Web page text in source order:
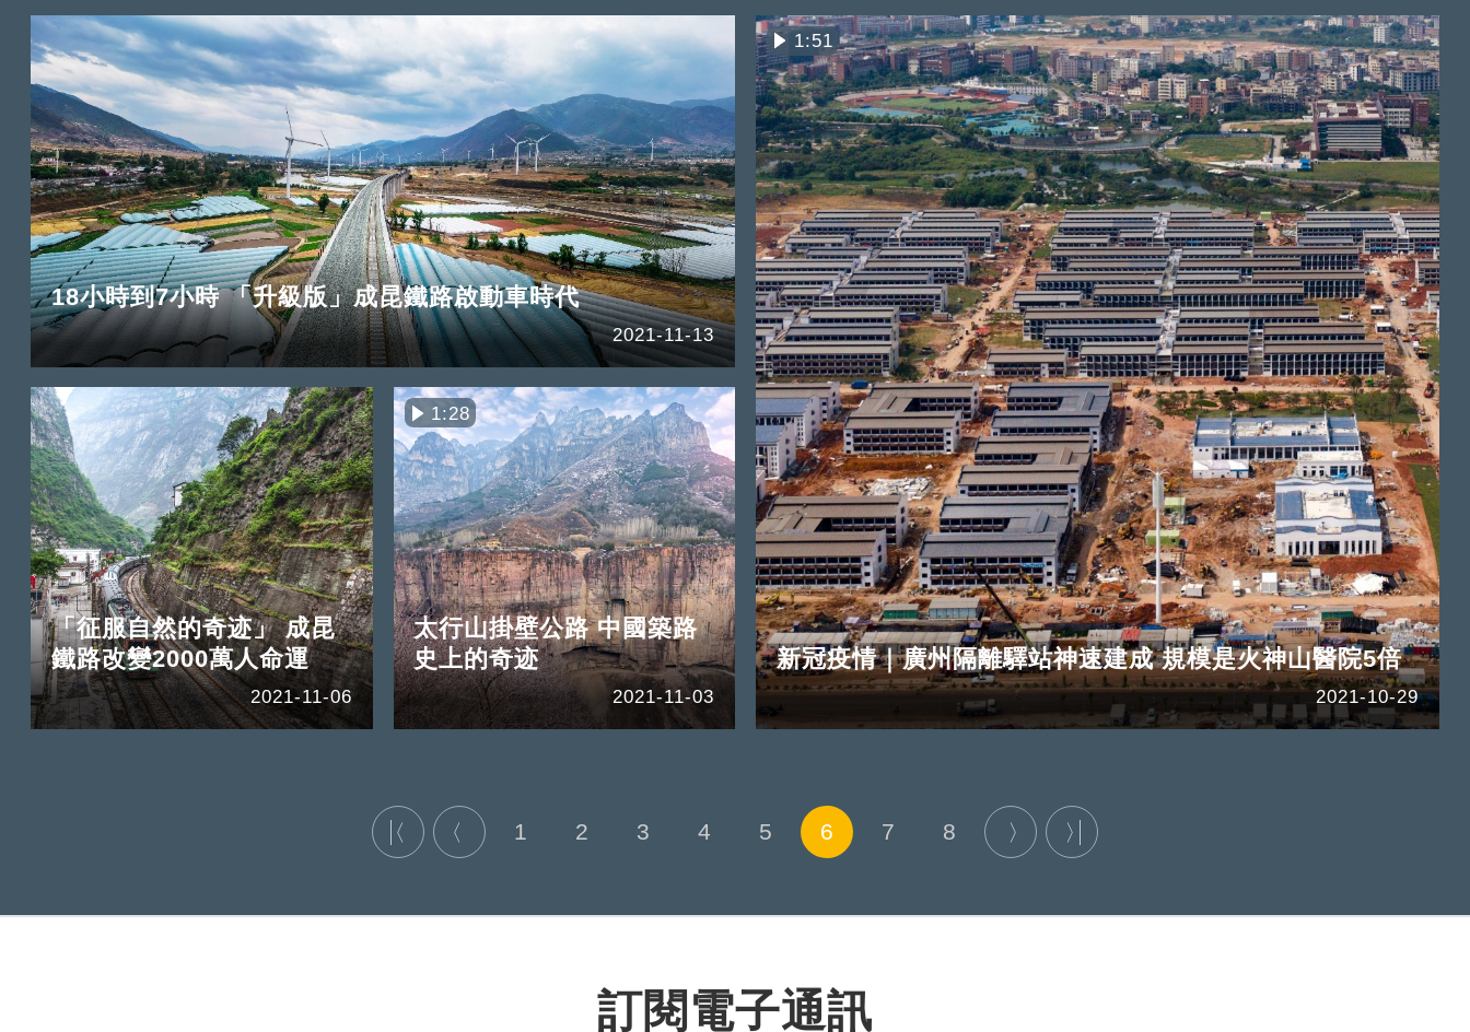
18小時到7小時 「升級版」成昆鐵路啟動車時代
2021-11-13
「征服自然的奇迹」 成昆
鐵路改變2000萬人命運
2021-11-06
1:28
太行山掛壁公路 中國築路
史上的奇迹
2021-11-03
1:51
新冠疫情｜廣州隔離驛站神速建成 規模是火神山醫院5倍
2021-10-29
1 2 3 4 5 6 7 8
訂閱電子通訊